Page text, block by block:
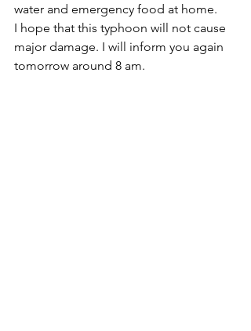
water and emergency food at home.
I hope that this typhoon will not cause
major damage. I will inform you again
tomorrow around 8 am.